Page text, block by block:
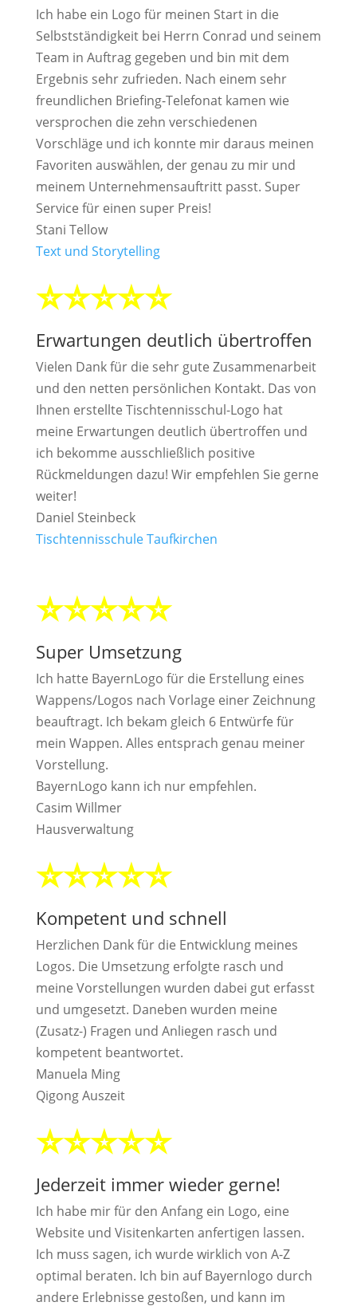
Ich habe ein Logo für meinen Start in die
Selbstständigkeit bei Herrn Conrad und seinem
Team in Auftrag gegeben und bin mit dem
Ergebnis sehr zufrieden. Nach einem sehr
freundlichen Briefing-Telefonat kamen wie
versprochen die zehn verschiedenen
Vorschläge und ich konnte mir daraus meinen
Favoriten auswählen, der genau zu mir und
meinem Unternehmensauftritt passt. Super
Service für einen super Preis!
Stani Tellow
Text und Storytelling
⭐⭐⭐⭐⭐
Erwartungen deutlich übertroffen
Vielen Dank für die sehr gute Zusammenarbeit
und den netten persönlichen Kontakt. Das von
Ihnen erstellte Tischtennisschul-Logo hat
meine Erwartungen deutlich übertroffen und
ich bekomme ausschließlich positive
Rückmeldungen dazu! Wir empfehlen Sie gerne
weiter!
Daniel Steinbeck
Tischtennisschule Taufkirchen
⭐⭐⭐⭐⭐
Super Umsetzung
Ich hatte BayernLogo für die Erstellung eines
Wappens/Logos nach Vorlage einer Zeichnung
beauftragt. Ich bekam gleich 6 Entwürfe für
mein Wappen. Alles entsprach genau meiner
Vorstellung.
BayernLogo kann ich nur empfehlen.
Casim Willmer
Hausverwaltung
⭐⭐⭐⭐⭐
Kompetent und schnell
Herzlichen Dank für die Entwicklung meines
Logos. Die Umsetzung erfolgte rasch und
meine Vorstellungen wurden dabei gut erfasst
und umgesetzt. Daneben wurden meine
(Zusatz-) Fragen und Anliegen rasch und
kompetent beantwortet.
Manuela Ming
Qigong Auszeit
⭐⭐⭐⭐⭐
Jederzeit immer wieder gerne!
Ich habe mir für den Anfang ein Logo, eine
Website und Visitenkarten anfertigen lassen.
Ich muss sagen, ich wurde wirklich von A-Z
optimal beraten. Ich bin auf Bayernlogo durch
andere Erlebnisse gestoßen, und kann im